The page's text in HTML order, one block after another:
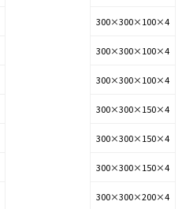
300×300×100×4
300×300×100×4
300×300×100×4
300×300×150×4
300×300×150×4
300×300×150×4
300×300×200×4